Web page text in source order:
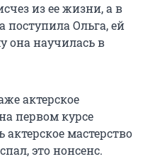
из ее жизни, а в
Ольга, ей
она научилась в
актерское
первом курсе
актерское мастерство
это нонсенс.